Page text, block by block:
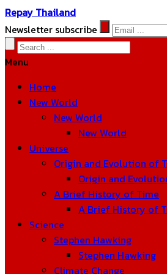
Repay Thailand
Newsletter subscribe
Menu
Home
New World
New World
New World
Universe
Origin and Evolution of
Origin and
A Brief History of Time
A Brief History of
Science
Stephen Hawking
Stephen Hawking
Climate Change